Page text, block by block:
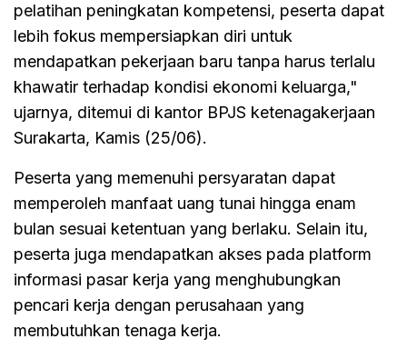
pelatihan peningkatan kompetensi, peserta dapat
lebih fokus mempersiapkan diri untuk
mendapatkan pekerjaan baru tanpa harus terlalu
khawatir terhadap kondisi ekonomi keluarga,"
ujarnya, ditemui di kantor BPJS ketenagakerjaan
Surakarta, Kamis (25/06).
Peserta yang memenuhi persyaratan dapat
memperoleh manfaat uang tunai hingga enam
bulan sesuai ketentuan yang berlaku. Selain itu,
peserta juga mendapatkan akses pada platform
informasi pasar kerja yang menghubungkan
pencari kerja dengan perusahaan yang
membutuhkan tenaga kerja.